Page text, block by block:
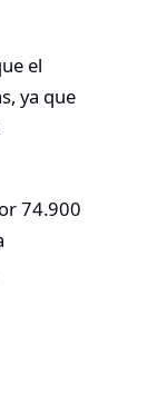
el
ya que
74.900